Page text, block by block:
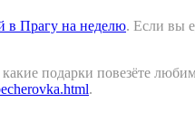
в Прагу на неделю. Если вы
подарки повезёте
.